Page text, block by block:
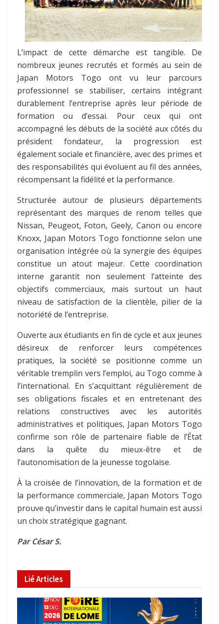
L’impact de cette démarche est tangible. De
nombreux jeunes recrutés et formés au sein de
Japan Motors Togo ont vu leur parcours
professionnel se stabiliser, certains intégrant
durablement l’entreprise après leur période de
formation ou d’essai. Pour ceux qui ont
accompagné les débuts de la société aux côtés du
président fondateur, la progression est
également sociale et financière, avec des primes et
des responsabilités qui évoluent au fil des années,
récompensant la fidélité et la performance.
Structurée autour de plusieurs départements
représentant des marques de renom telles que
Nissan, Peugeot, Foton, Geely, Canon ou encore
Knoxx, Japan Motors Togo fonctionne selon une
organisation intégrée où la synergie des équipes
constitue un atout majeur. Cette coordination
interne garantit non seulement l’atteinte des
objectifs commerciaux, mais surtout un haut
niveau de satisfaction de la clientèle, pilier de la
notoriété de l’entreprise.
Ouverte aux étudiants en fin de cycle et aux jeunes
désireux de renforcer leurs compétences
pratiques, la société se positionne comme un
véritable tremplin vers l’emploi, au Togo comme à
l’international. En s’acquittant régulièrement de
ses obligations fiscales et en entretenant des
relations constructives avec les autorités
administratives et politiques, Japan Motors Togo
confirme son rôle de partenaire fiable de l’État
dans la quête du mieux-être et de
l’autonomisation de la jeunesse togolaise.
À la croisée de l’innovation, de la formation et de
la performance commerciale, Japan Motors Togo
prouve qu’investir dans le capital humain est aussi
un choix stratégique gagnant.
Par César S.
LiéArticles